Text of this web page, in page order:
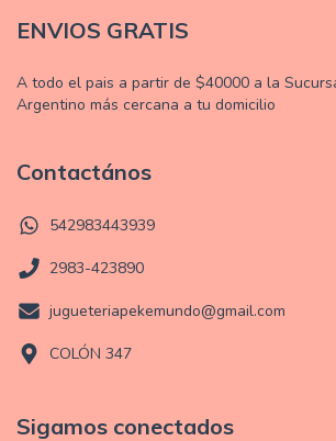
ENVIOS GRATIS
A todo el pais a partir de $40000 a la
Argentino más cercana a tu domicilio
Contactános
542983443939
2983-423890
jugueteriapekemundo@gmail.com
COLÓN 347
Sigamos conectados